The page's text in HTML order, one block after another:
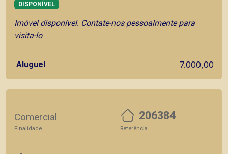
DISPONÍVEL
Imóvel disponível. Contate-nos pessoalmente para
visita-lo
Aluguel 7.000,00
Comercial
Finalidade
206384
Referência